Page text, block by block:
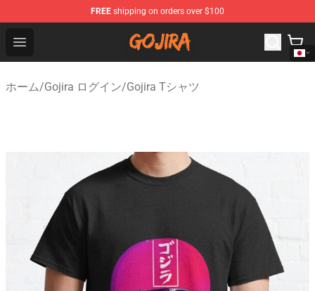
FREE shipping on orders over $100
Open menu
Gojira Shop - Official Gojira Merchandise Store
ホーム/Gojira ログイン/Gojira Tシャツ